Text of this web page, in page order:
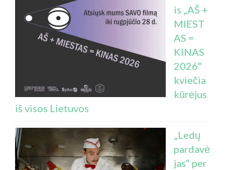
is „AŠ +
MIEST
AS =
KINAS
2026“
kviečia
kūrėjus
iš visos Lietuvos
„Ledų
pardavė
jas“ per